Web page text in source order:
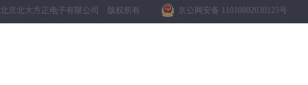
北京北大方正电子有限公司 版权所有 京公网安备 11010802030123号